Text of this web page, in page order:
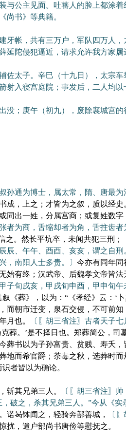
公主见面。吐蕃人的脸上都涂
尚书》等典籍。
帐，共有三万户，军队四万人，
陀侵犯逼近，请求允许我方家属
太子。辛巳（十九日），太宗车
入寝宫庭院；事发后，二人均以
；庚午（初九），废除襄城宫的
孙通为博士，属太常，隋、唐最
成，上之；才皆为之叙，质以经
出一姓，分属宫商；或复姓数字
为商，舌缩却者为角，舌拄齿
之。然长平坑卒，未闻共犯三刑；
辰、午午、酉酉、亥亥，谓之自刑
，南阳人士多贵。〕 今亦有同年同
有终；汉武帝、后魏孝文帝皆法
旬戌亥，甲戌旬申酉，甲申旬
《葬》，以为：“《孝经》云：‘
而朝市迁变，泉石交侵，不可前
月也。
〔〖胡三省注〗古者天子
葬。’是不择日也。郑葬简公，
书以为子孙富贵、贫贱、寿夭
而希官爵；荼毒之秋，选葬时
者皆以为确论。
其兄弟三人。
〔〖胡三省注〗
破之，杀其兄弟三人。”今从《实
诺曷钵闻之，轻骑奔鄯善城，
〔
扰，遣户部尚书唐俭等慰抚之。